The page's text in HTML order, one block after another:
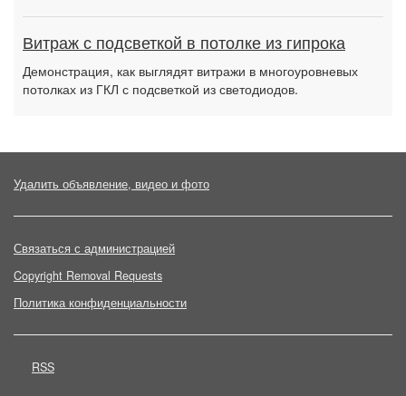
Витраж с подсветкой в потолке из гипрока
Демонстрация, как выглядят витражи в многоуровневых
потолках из ГКЛ с подсветкой из светодиодов.
Удалить объявление, видео и фото
Связаться с администрацией
Copyright Removal Requests
Политика конфиденциальности
RSS